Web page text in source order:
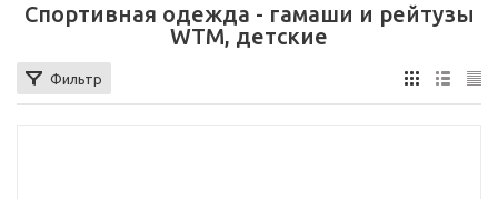
Спортивная одежда - гамаши и рейтузы
WTM, детские
Фильтр